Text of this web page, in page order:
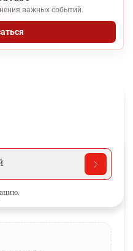
важных событий.